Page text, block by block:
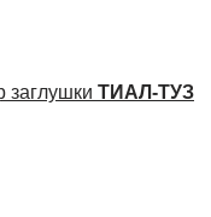
заглушки ТИАЛ-ТУЗ